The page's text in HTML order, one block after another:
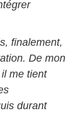
finalement,
De mon
me tient
durant